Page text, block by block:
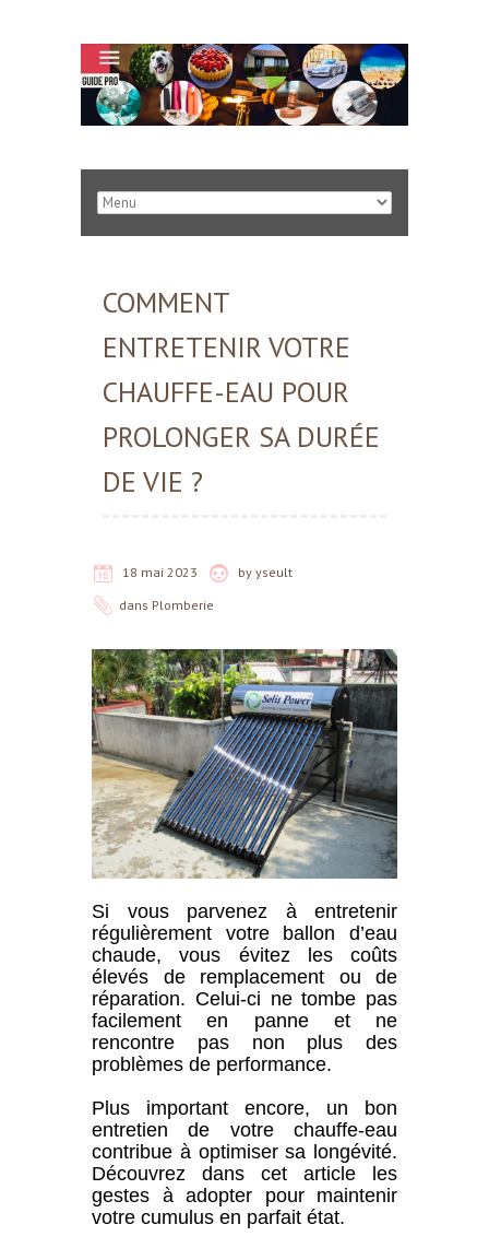
COMMENT
ENTRETENIR VOTRE
CHAUFFE-EAU POUR
PROLONGER SA DURÉE
DE VIE ?
18 mai 2023 by yseult
dans Plomberie
Si vous parvenez à entretenir
régulièrement votre ballon d’eau
chaude, vous évitez les coûts
élevés de remplacement ou de
réparation. Celui-ci ne tombe pas
facilement en panne et ne
rencontre pas non plus des
problèmes de performance.
Plus important encore, un bon
entretien de votre chauffe-eau
contribue à optimiser sa longévité.
Découvrez dans cet article les
gestes à adopter pour maintenir
votre cumulus en parfait état.